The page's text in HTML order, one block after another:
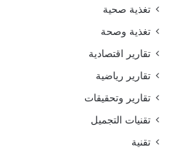
تغذية صحية
تغذية وصحة
تقارير اقتصادية
تقارير رياضية
تقارير وتحقيقات
تقنيات التجميل
تقنية